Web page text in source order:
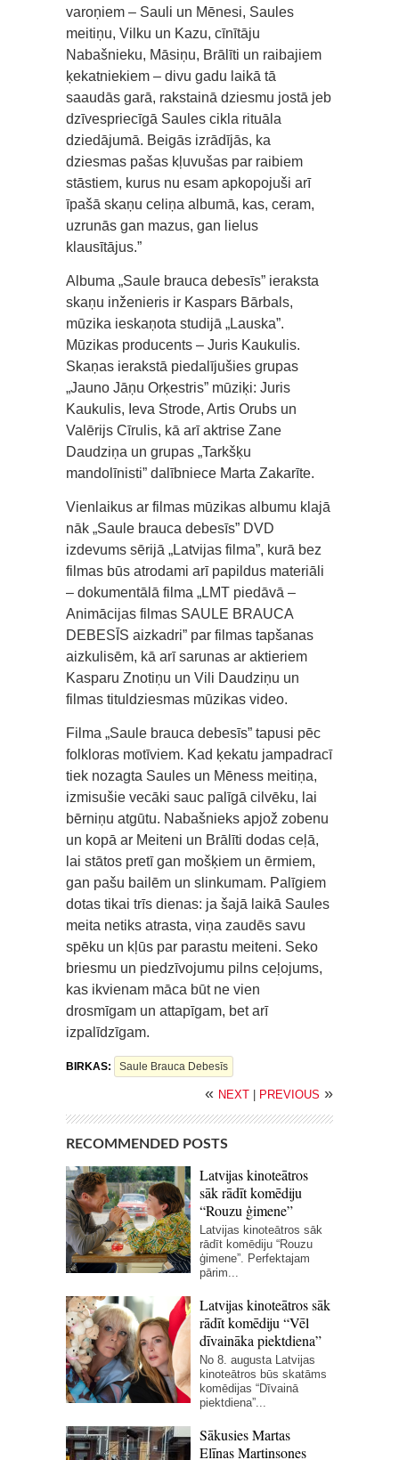
varoņiem – Sauli un Mēnesi, Saules
meitiņu, Vilku un Kazu, cīnītāju
Nabašnieku, Māsiņu, Brālīti un raibajiem
ķekatniekiem – divu gadu laikā tā
saaudās garā, rakstainā dziesmu jostā jeb
dzīvespriecīgā Saules cikla rituāla
dziedājumā. Beigās izrādījās, ka
dziesmas pašas kļuvušas par raibiem
stāstiem, kurus nu esam apkopojuši arī
īpašā skaņu celiņa albumā, kas, ceram,
uzrunās gan mazus, gan lielus
klausītājus.”
Albuma „Saule brauca debesīs” ieraksta
skaņu inženieris ir Kaspars Bārbals,
mūzika ieskaņota studijā „Lauska”.
Mūzikas producents – Juris Kaukulis.
Skaņas ierakstā piedalījušies grupas
„Jauno Jāņu Orķestris” mūziķi: Juris
Kaukulis, Ieva Strode, Artis Orubs un
Valērijs Cīrulis, kā arī aktrise Zane
Daudziņa un grupas „Tarkšķu
mandolīnisti” dalībniece Marta Zakarīte.
Vienlaikus ar filmas mūzikas albumu klajā
nāk „Saule brauca debesīs” DVD
izdevums sērijā „Latvijas filma”, kurā bez
filmas būs atrodami arī papildus materiāli
– dokumentālā filma „LMT piedāvā –
Animācijas filmas SAULE BRAUCA
DEBESĪS aizkadri” par filmas tapšanas
aizkulisēm, kā arī sarunas ar aktieriem
Kasparu Znotiņu un Vili Daudziņu un
filmas tituldziesmas mūzikas video.
Filma „Saule brauca debesīs” tapusi pēc
folkloras motīviem. Kad ķekatu jampadracī
tiek nozagta Saules un Mēness meitiņa,
izmisušie vecāki sauc palīgā cilvēku, lai
bērniņu atgūtu. Nabašnieks apjož zobenu
un kopā ar Meiteni un Brālīti dodas ceļā,
lai stātos pretī gan mošķiem un ērmiem,
gan pašu bailēm un slinkumam. Palīgiem
dotas tikai trīs dienas: ja šajā laikā Saules
meita netiks atrasta, viņa zaudēs savu
spēku un kļūs par parastu meiteni. Seko
briesmu un piedzīvojumu pilns ceļojums,
kas ikvienam māca būt ne vien
drosmīgam un attapīgam, bet arī
izpalīdzīgam.
BIRKAS: Saule Brauca Debesīs
« NEXT PREVIOUS »
RECOMMENDED POSTS
Latvijas kinoteātros
sāk rādīt komēdiju
“Rouzu ģimene”
Latvijas kinoteātros sāk
rādīt komēdiju “Rouzu
ģimene”. Perfektajam
pārim...
Latvijas kinoteātros sāk
rādīt komēdiju “Vēl
dīvaināka piektdiena”
No 8. augusta Latvijas
kinoteātros būs skatāms
komēdijas “Dīvainā
piektdiena”...
Sākusies Martas
Elīnas Martinsones